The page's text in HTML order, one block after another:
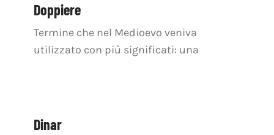
Doppiere
Termine che nel Medioevo veniva
utilizzato con più significati: una
Dinar